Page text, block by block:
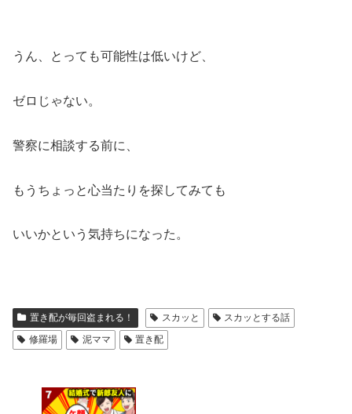
うん、とっても可能性は低いけど、
ゼロじゃない。
警察に相談する前に、
もうちょっと心当たりを探してみても
いいかという気持ちになった。
置き配が毎回盗まれる！ スカッと
スカッとする話
修羅場
泥ママ 置き配